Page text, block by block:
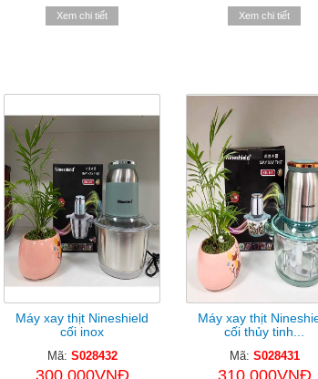
Xem chi tiết Xem chi tiết
Máy xay thịt Nineshield
cối inox
Mã: S028432
300.000VNĐ
Máy xay thịt
cối thủy tinh...
Mã: S028431
310.000VNĐ